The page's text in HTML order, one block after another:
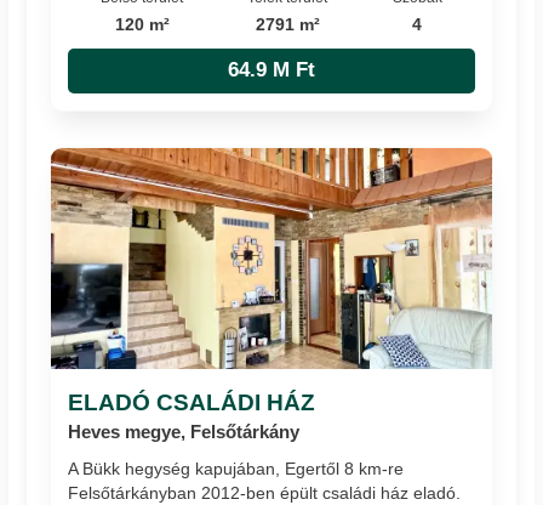
120 m² 2791 m² 4
64.9 M Ft
ELADÓ CSALÁDI HÁZ
Heves megye, Felsőtárkány
A Bükk hegység kapujában, Egertől 8 km-re
Felsőtárkányban 2012-ben épült családi ház eladó.